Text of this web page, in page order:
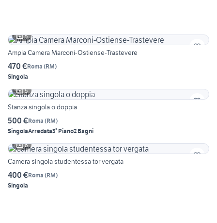
5
Ampia Camera Marconi-Ostiense-Trastevere
470 €Roma (RM)
Singola
5
Stanza singola o doppia
500 €Roma (RM)
SingolaArredata3° Piano2 Bagni
6
Camera singola studentessa tor vergata
400 €Roma (RM)
Singola